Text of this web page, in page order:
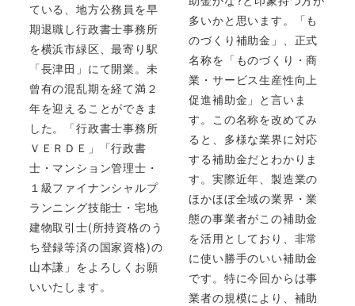
ている、地方公務員を早
期退職し行政書士事務所
を横浜市緑区、最寄り駅
「長津田」にて開業。未
曾有の混乱期を経て満２
年を迎えることができま
した。「行政書士事務所
ＶＥＲＤＥ」「行政書
士・マンション管理士・
１級ファイナンシャルプ
ランニング技能士・宅地
建物取引士(所持資格のう
ち登録等済の国家資格)の
山本謙」をよろしくお願
いいたします。
多いかと思います。「も
のづくり補助金」、正式
名称を「ものづくり・商
業・サービス生産性向上
促進補助金」と言いま
す。この名称を改めてみ
ると、多様な業界に対応
する補助金だとわかりま
す。実際近年、製造業の
ほかほぼ全域の業界・業
態の事業者がこの補助金
を活用としており、非常
に使い勝手のいい補助金
です。特に今回からは事
業者の規模により、補助